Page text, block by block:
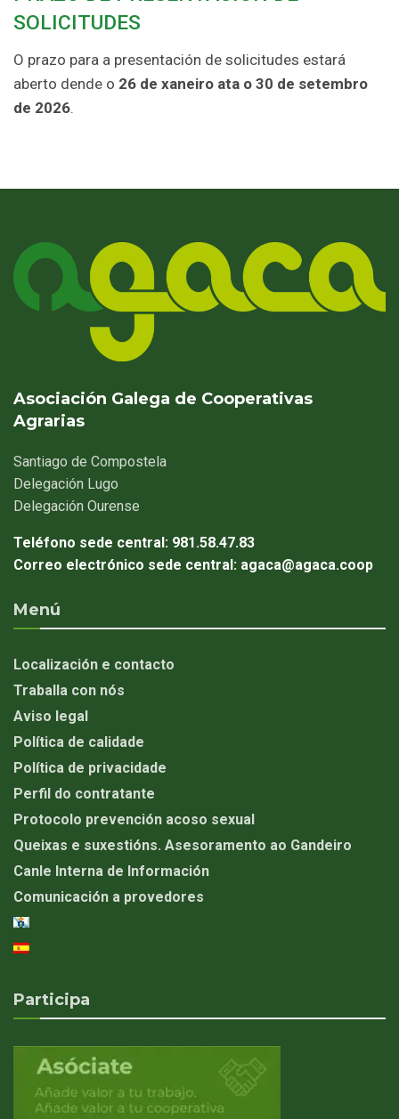
SOLICITUDES
O prazo para a presentación de solicitudes estará
aberto dende o 26 de xaneiro ata o 30 de setembro
de 2026.
Asociación Galega de Cooperativas
Agrarias
Santiago de Compostela
Delegación Lugo
Delegación Ourense
Teléfono sede central: 981.58.47.83
Correo electrónico sede central: agaca@agaca.coop
Menú
Localización e contacto
Traballa con nós
Aviso legal
Política de calidade
Política de privacidade
Perfil do contratante
Protocolo prevención acoso sexual
Queixas e suxestións. Asesoramento ao Gandeiro
Canle Interna de Información
Comunicación a provedores
Participa